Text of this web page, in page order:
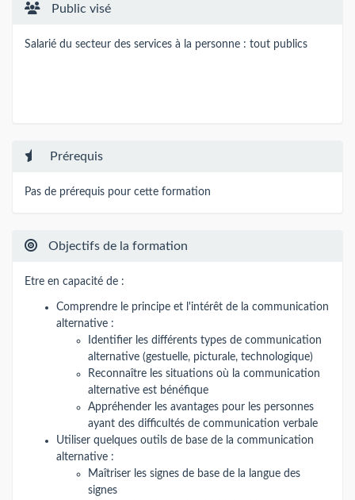
Public visé
Salarié du secteur des services à la personne : tout publics
Prérequis
Pas de prérequis pour cette formation
Objectifs de la formation
Etre en capacité de :
Comprendre le principe et l'intérêt de la communication
alternative :
Identifier les différents types de communication
alternative (gestuelle, picturale, technologique)
Reconnaître les situations où la communication
alternative est bénéfique
Appréhender les avantages pour les personnes
ayant des difficultés de communication verbale
Utiliser quelques outils de base de la communication
alternative :
Maîtriser les signes de base de la langue des
signes